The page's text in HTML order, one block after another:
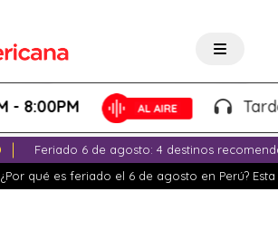
Tardeo
Feriado 6 de agosto: 4 destinos
¿Por qué es feriado el 6 de agosto en Perú?